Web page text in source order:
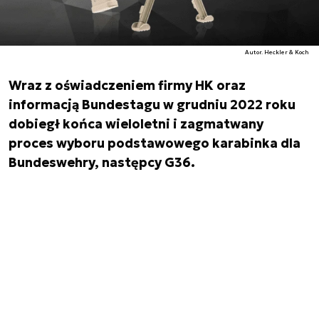
Autor. Heckler & Koch
Wraz z oświadczeniem firmy HK oraz
informacją Bundestagu w grudniu 2022 roku
dobiegł końca wieloletni i zagmatwany
proces wyboru podstawowego karabinka dla
Bundeswehry, następcy G36.